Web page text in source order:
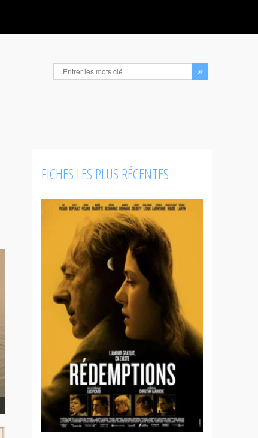
FICHES LES PLUS RÉCENTES